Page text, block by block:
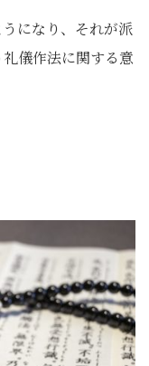
になり、それが派
儀作法に関する意